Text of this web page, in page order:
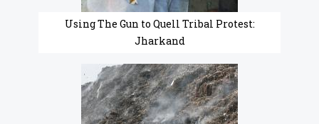
Using The Gun to Quell Tribal Protest:
Jharkand